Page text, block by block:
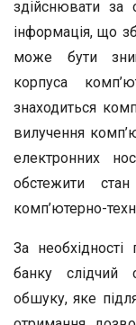
здійснювати за
інформація, що
може бути
корпуса
знаходиться
вилучення
електронних
обстежити
комп’ютерно-
За
банку слідчий
обшуку, яке